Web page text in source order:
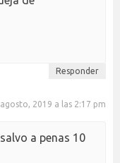
Responder
2019 a las 2:17 pm
a penas 10